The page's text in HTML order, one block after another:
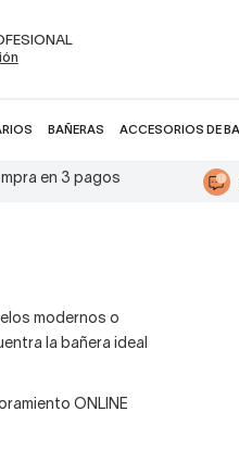
BAÑERAS ACCESORIOS DE
en 3 pagos
modernos o
la bañera ideal
ONLINE